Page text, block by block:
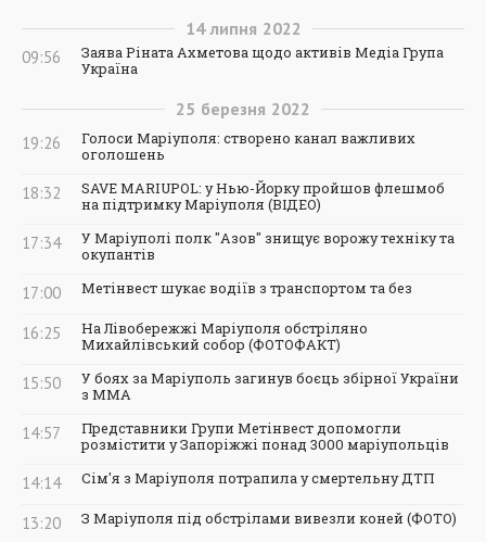
14 липня 2022
09:56
Заява Ріната Ахметова щодо активів Медіа Група
Україна
25 березня 2022
19:26
Голоси Маріуполя: створено канал важливих
оголошень
18:32
SAVE MARIUPOL: у Нью-Йорку пройшов флешмоб
на підтримку Маріуполя (ВІДЕО)
17:34
У Маріуполі полк "Азов" знищує ворожу техніку та
окупантів
17:00 Метінвест шукає водіїв з транспортом та без
16:25
На Лівобережжі Маріуполя обстріляно
Михайлівський собор (ФОТОФАКТ)
15:50
У боях за Маріуполь загинув боєць збірної України
з ММА
14:57
Представники Групи Метінвест допомогли
розмістити у Запоріжжі понад 3000 маріупольців
14:14 Сім'я з Маріуполя потрапила у смертельну ДТП
13:20 З Маріуполя під обстрілами вивезли коней (ФОТО)